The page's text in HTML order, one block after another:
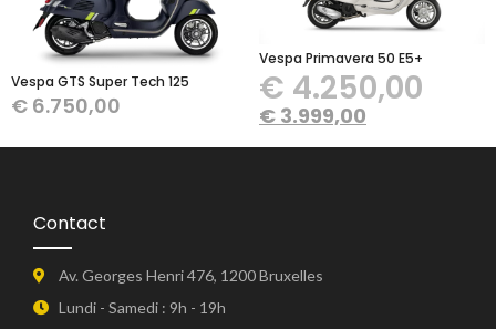
Vespa GTS Super Tech 125
€ 6.750,00
Vespa Primavera 50 E5+
€ 4.250,00
€ 3.999,00
Contact
Av. Georges Henri 476, 1200 Bruxelles
Lundi - Samedi : 9h - 19h